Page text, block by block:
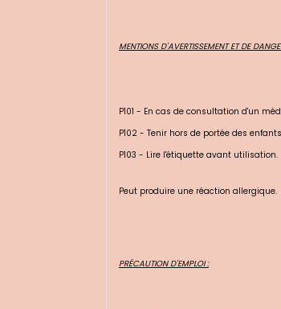
MENTIONS D'AVERTISSEMENT ET DE
P101 - En cas de consultation d'un
P102 - Tenir hors de portée des
P103 - Lire l'étiquette avant utilisation.
Peut produire une réaction allergique.
PRÉCAUTION D'EMPLOI :